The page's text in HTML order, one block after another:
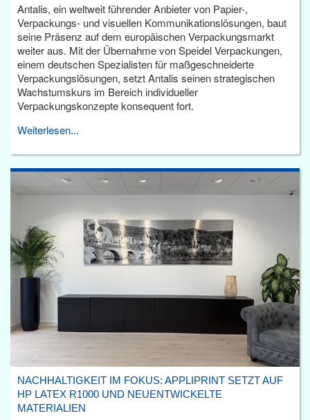
Antalis, ein weltweit führender Anbieter von Papier-,
Verpackungs- und visuellen Kommunikationslösungen, baut
seine Präsenz auf dem europäischen Verpackungsmarkt
weiter aus. Mit der Übernahme von Speidel Verpackungen,
einem deutschen Spezialisten für maßgeschneiderte
Verpackungslösungen, setzt Antalis seinen strategischen
Wachstumskurs im Bereich individueller
Verpackungskonzepte konsequent fort.
Weiterlesen...
NACHHALTIGKEIT IM FOKUS: APPLIPRINT SETZT AUF
HP LATEX R1000 UND NEUENTWICKELTE
MATERIALIEN